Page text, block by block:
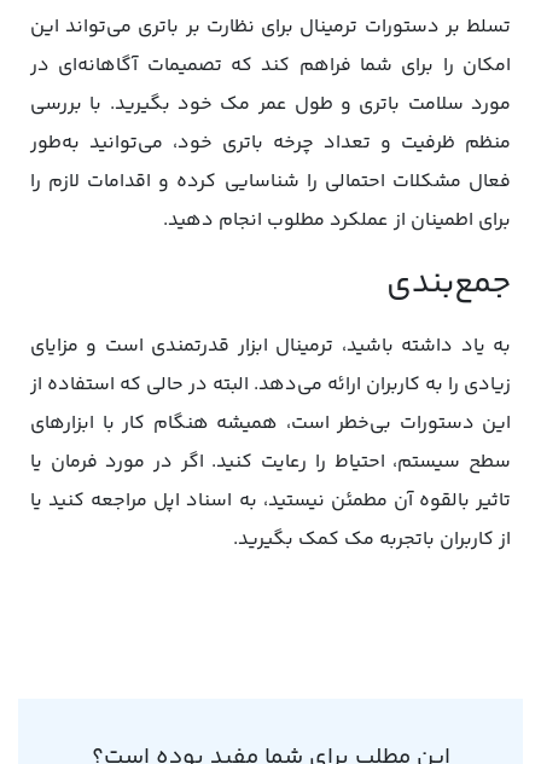
تسلط بر دستورات ترمینال برای نظارت بر باتری می‌تواند این
امکان را برای شما فراهم کند که تصمیمات آگاهانه‌ای در
مورد سلامت باتری و طول عمر مک خود بگیرید. با بررسی
منظم ظرفیت و تعداد چرخه باتری خود، می‌توانید به‌طور
فعال مشکلات احتمالی را شناسایی کرده و اقدامات لازم را
برای اطمینان از عملکرد مطلوب انجام دهید.
جمع‌بندی
به یاد داشته باشید، ترمینال ابزار قدرتمندی است و مزایای
زیادی را به کاربران ارائه می‌دهد. البته در حالی که استفاده از
این دستورات بی‌خطر است، همیشه هنگام کار با ابزارهای
سطح سیستم، احتیاط را رعایت کنید. اگر در مورد فرمان یا
تاثیر بالقوه آن مطمئن نیستید، به اسناد اپل مراجعه کنید یا
از کاربران باتجربه مک کمک بگیرید.